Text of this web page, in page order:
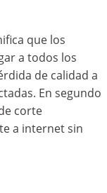
que los
a todos los
de calidad a
En segundo
corte
a internet sin